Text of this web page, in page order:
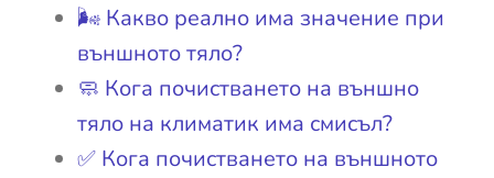
🌬️ Какво реално има значение при
външното тяло?
🧼 Кога почистването на външно
тяло на климатик има смисъл?
✅ Кога почистването на външното